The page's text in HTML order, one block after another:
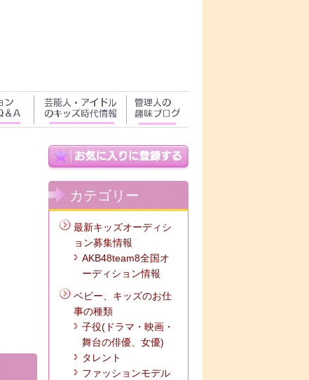
カテゴリー
最新キッズオーディシ
ョン募集情報
AKB48team8全国オ
ーディション情報
ベビー、キッズのお仕
事の種類
子役(ドラマ・映画・
舞台の俳優、女優)
タレント
ファッションモデル